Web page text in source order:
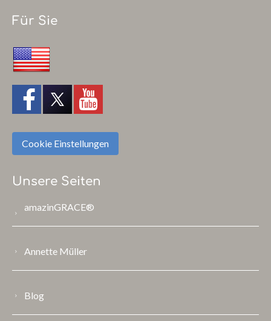
Für Sie
Cookie Einstellungen
Unsere Seiten
amazinGRACE®
Annette Müller
Blog